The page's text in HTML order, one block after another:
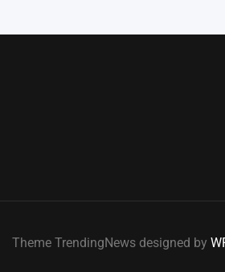
Theme TrendingNews designed by